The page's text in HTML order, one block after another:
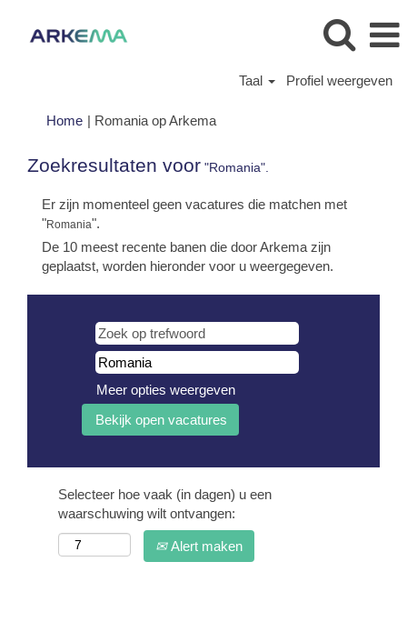
Taal Profiel weergeven
Home | Romania op Arkema(huidige
Zoekresultaten voor "Romania".
Er zijn momenteel geen vacatures die matchen met
"Romania".
De 10 meest recente banen die door Arkema zijn
geplaatst, worden hieronder voor u weergegeven.
Meer opties weergeven
Selecteer hoe vaak (in dagen) u een
waarschuwing wilt ontvangen:
Alert maken